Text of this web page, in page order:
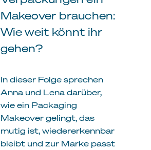
Makeover brauchen:
Wie weit könnt ihr
gehen?
In dieser Folge sprechen
Anna und Lena darüber,
wie ein Packaging
Makeover gelingt, das
mutig ist, wiedererkennbar
bleibt und zur Marke passt